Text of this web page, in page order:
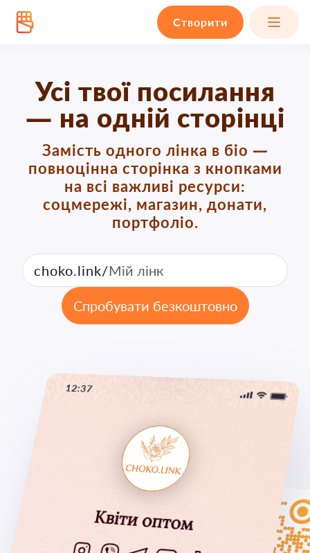
Створити
Усі твої посилання
— на одній сторінці
Замість одного лінка в біо —
повноцінна сторінка з кнопками
на всі важливі ресурси:
соцмережі, магазин, донати,
портфоліо.
choko.link/
Спробувати безкоштовно
12:37